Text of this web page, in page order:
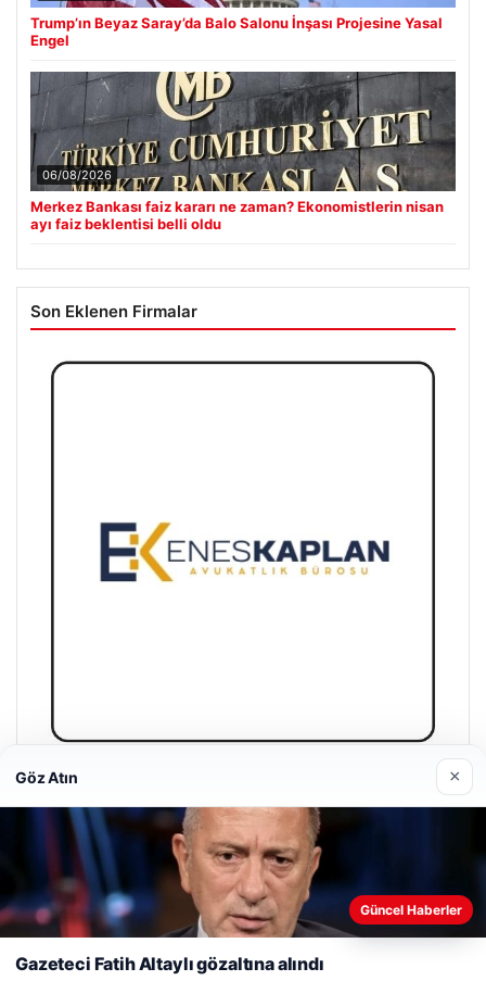
Trump’ın Beyaz Saray’da Balo Salonu İnşası Projesine Yasal
Engel
06/08/2026
Merkez Bankası faiz kararı ne zaman? Ekonomistlerin nisan
ayı faiz beklentisi belli oldu
Son Eklenen Firmalar
Enes Kaplan Avukatlık Bürosu
28/04/2026
Web sitemizi nasıl kullandığınızı daha iyi anlayabilmek,
deneyiminizi kişiselleştirmek ve geliştirmek amacıyla çerezler
Göz Atın ×
Güncel Haberler
Gazeteci Fatih Altaylı gözaltına alındı